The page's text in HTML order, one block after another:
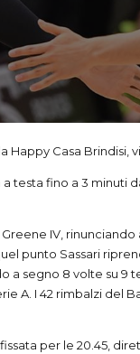
Casa Brindisi,
testa fino a 3 minuti
IV,
punto Sassari
a segno 8 volte su 9
A. I 42 rimbalzi del
per le 20.45,